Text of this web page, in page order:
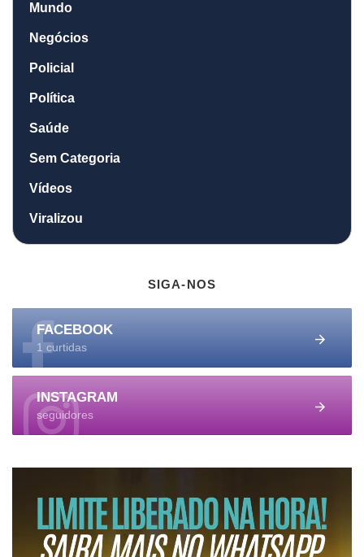
Mundo
Negócios
Policial
Política
Saúde
Sem Categoria
Vídeos
Viralizou
SIGA-NOS
FACEBOOK
1 curtidas
INSTAGRAM
seguidores